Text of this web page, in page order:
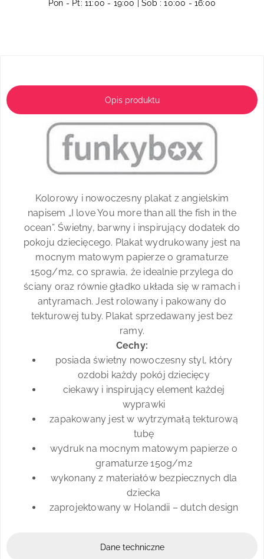
Pon - Pt: 11:00 - 19:00 | Sob : 10:00 - 16:00
Opis produktu
Dane techniczne
Kolorowy i nowoczesny plakat z angielskim
napisem „I love You more than all the fish in the
ocean”. Świetny, barwny i inspirujący dodatek do
pokoju dziecięcego. Plakat wydrukowany jest na
mocnym matowym papierze o gramaturze
150g/m2, co sprawia, że idealnie przylega do
ściany oraz równie gładko układa się w ramach i
antyramach. Jest rolowany i pakowany do
tekturowej tuby. Plakat sprzedawany jest bez
ramy.
Cechy:
posiada świetny nowoczesny styl, który
ozdobi każdy pokój dziecięcy
ciekawy i inspirujący element każdej
wyprawki
zapakowany jest w wytrzymałą tekturową
tubę
wydruk na mocnym matowym papierze o
gramaturze 150g/m2
wykonany z materiałów bezpiecznych dla
dziecka
zaprojektowany w Holandii – dutch design